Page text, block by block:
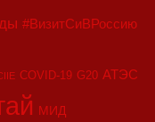
#ВизитСиВРоссию
COVID-19 G20 АТЭС
МИД